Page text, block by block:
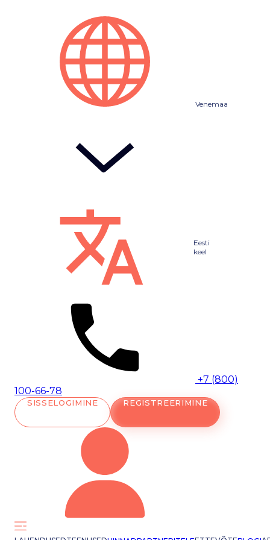
Venemaa
Eesti
keel
+7 (800)
100-66-78
SISSELOGIMINE REGISTREERIMINE